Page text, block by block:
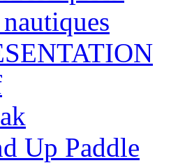
Up Paddle